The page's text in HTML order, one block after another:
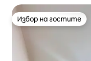
Избор на гостите
Избор на гостите